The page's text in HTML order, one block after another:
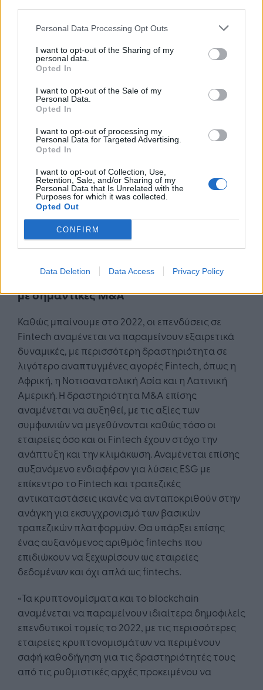
Personal Data Processing Opt Outs
I want to opt-out of the Sharing of my
personal data.
Opted In
I want to opt-out of the Sale of my
Personal Data.
Opted In
I want to opt-out of processing my
Personal Data for Targeted Advertising.
Opted In
I want to opt-out of Collection, Use,
Retention, Sale, and/or Sharing of my
Personal Data that Is Unrelated with the
Purposes for which it was collected.
Opted Out
CONFIRM
Data Deletion Data Access Privacy Policy
εκατ.).
Οι συνολικές επενδύσεις σε Fintech στην
περιοχή Ασίας-Ειρηνικού σημείωσαν
αύξηση σε ετήσια βάση στα US$ 27,5 δισ.
Μετά από μια πτώση στα US$ 14,7 δισ. το 2020, η
χρηματοδότηση Fintech στην περιοχή Ασίας
17,4 δισ. το β’ εξάμηνο του 2021). Η χρηματοδότηση
VC επίσης επανέκαμψε - σημειώνοντας αύξηση
από τα US$ 11,5 δισ. το 2020 στα US$ 19,6 δισ. το
2021. Η Ινδία (US$ 7,2 δισ) και η Νότια Κορέα (US$ 3
δισ.) κατέγραψαν και οι δύο ρεκόρ στις επενδύσεις
σε Fintech στη διάρκεια του 2021, ενώ οι
επενδύσεις στη Σιγκαπούρη ( US$ 4 δισ.) και την
Αυστραλία ( US$ 2,6 δισ.) παρέμειναν ιδιαίτερα
Περισσότερη ανάπτυξη στον ορίζοντα,
με σημαντικές Μ&Α
Καθώς μπαίνουμε στο 2022, οι επενδύσεις σε
Fintech αναμένεται να παραμείνουν εξαιρετικά
δυναμικές, με περισσότερη δραστηριότητα σε
λιγότερο αναπτυγμένες αγορές Fintech, όπως η
Αφρική, η Νοτιοανατολική Ασία και η Λατινική
Αμερική. Η δραστηριότητα M&A επίσης
αναμένεται να αυξηθεί, με τις αξίες των
συμφωνιών να μεγεθύνονται καθώς τόσο οι
εταιρείες όσο και οι Fintech έχουν στόχο την
ανάπτυξη και την κλιμάκωση. Αναμένεται επίσης
αυξανόμενο ενδιαφέρον για λύσεις ESG με
επίκεντρο το Fintech και τραπεζικές
αντικαταστάσεις ικανές να ανταποκριθούν στην
ανάγκη για εκσυγχρονισμό των βασικών
τραπεζικών πλατφορμών. Θα υπάρξει επίσης
ένας αυξανόμενος αριθμός fintechs που
επιδιώκουν να ξεχωρίσουν ως εταιρείες
δεδομένων και όχι απλά ως fintechs.
«Τα κρυπτονομίσματα και το blockchain
αναμένεται να παραμείνουν ιδιαίτερα δημοφιλείς
επενδυτικοί τομείς το 2022, με τις περισσότερες
εταιρείες κρυπτονομισμάτων να περιμένουν
σαφή καθοδήγηση για τις δραστηριότητές τους
από τις ρυθμιστικές αρχές προκειμένου να